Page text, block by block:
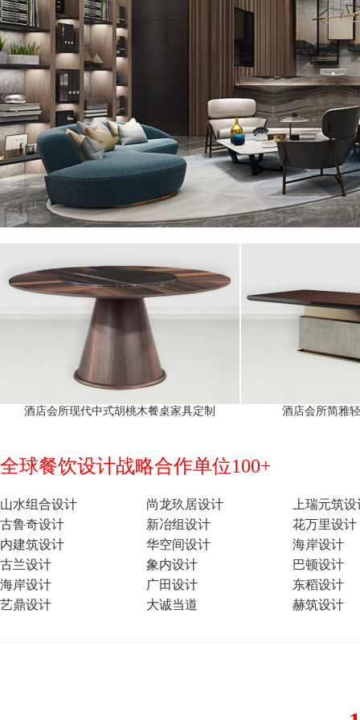
酒店会所现代中式胡桃木餐桌家具定制 酒店会所简雅
全球餐饮设计战略合作单位100+
山水组合设计 尚龙玖居设计
上瑞元筑
古鲁奇设计
新冶组设计
花万里设计
内建筑设计
华空间设计
海岸设计
古兰设计
象内设计
巴顿设计
海岸设计
广田设计
东稻设计
艺鼎设计
大诚当道 赫筑设计